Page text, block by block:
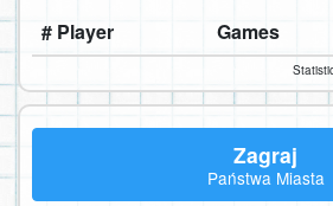
# Player Games
Zagraj
Państwa Miasta